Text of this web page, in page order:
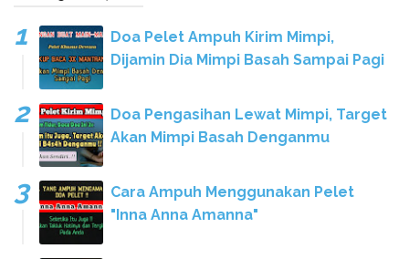
Doa Pelet Ampuh Kirim Mimpi,
Dijamin Dia Mimpi Basah Sampai Pagi
Doa Pengasihan Lewat Mimpi, Target
Akan Mimpi Basah Denganmu
Cara Ampuh Menggunakan Pelet
"Inna Anna Amanna"